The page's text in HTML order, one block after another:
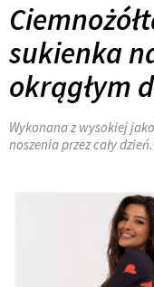
sukienka
okrągłym
Wykonana z wysokiej
noszenia przez cały dzień.